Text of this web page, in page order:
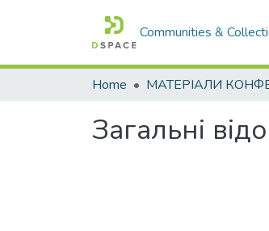
Communities &
Home
Загальні